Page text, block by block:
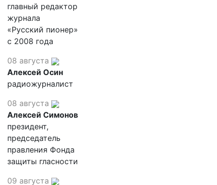
главный редактор
журнала
«Русский пионер»
с 2008 года
08 августа
Алексей Осин
радиожурналист
08 августа
Алексей Симонов
президент,
председатель
правления Фонда
защиты гласности
09 августа